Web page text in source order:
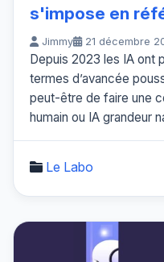
s'impose en
Jimmy 21 décembre
Depuis 2023 les IA ont
termes d’avancée
peut-être de faire une
humain ou IA grandeur
Le Labo